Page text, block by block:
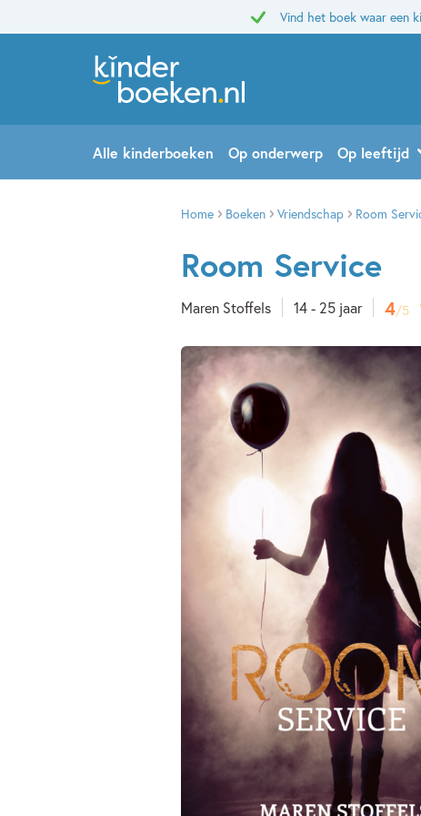
Vind het boek waar een
Alle kinderboeken Op onderwerp Op leeftijd
Home Boeken Vriendschap Room
Room Service
Maren Stoffels 14 - 25 jaar 4/5